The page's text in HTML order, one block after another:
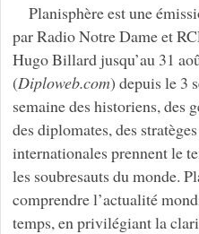
Planisphère est une
par Radio Notre Dame et
Hugo Billard jusqu’au 31
(Diploweb.com) depuis le 3
semaine des historiens, des
des diplomates, des
internationales prennent le
les soubresauts du monde.
comprendre l’actualité
temps, en privilégiant la